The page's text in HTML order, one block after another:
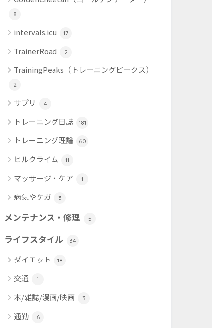
8
intervals.icu 17
TrainerRoad 2
TrainingPeaks（トレーニングピークス）
2
サプリ 4
トレーニング日誌 181
トレーニング理論 60
ヒルクライム 11
マッサージ・ケア 1
病気やケガ 3
メンテナンス・修理 5
ライフスタイル 34
ダイエット 18
交通 1
本/雑誌/漫画/映画 3
通勤 6